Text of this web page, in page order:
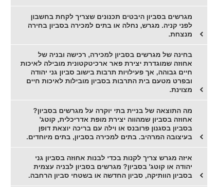
מגרשים בסביון היבטים תכנונים שצריך לקחת בחשבון
לפני קניה. מגרש, נחלה או בתים למכירה בסביון בחירה
מנצחת.
בחינה של מגרשים בסביון למכירה, רכישה ובניה של
אחוזה שמוגדרת יצירת פאר ארכיטקטונית מובילה לאיכות
חיים גבוהה, אך פעילויות תרבות בישוב סביון גני יהודה
ובפרט מטעם בית התרבות בסביון מובילות לאיכות חיים
מצוינת.
מה התוצאה של בניית בתי יוקרה על מגרשים בסביון?
אחוזה בסביון שמהווה יצירת מופת אדריכלית, קוטג'
בסביון בסגנון פרובנס או וילה עם בריכה יוצאת דופן
בעיצובה המרהיב. בתים למכירה בסביון, בתים מיוחדים.
איזה מגרש צריך לקנות בכדי לבנות אחוזה בסביון גני
יהודה או קוטג' בסביון? מגרשים בסביון לבניה עצמית
בסביון הוותיקה, סביון החדשה או בשטחי סביון הרחבה.